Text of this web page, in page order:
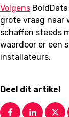
Volgens
grote vraag naar
schaffen steeds
waardoor er een
installateurs.
Deel dit artikel